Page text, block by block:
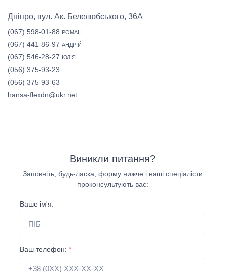
Дніпро, вул. Ак. Белелюбського, 36А
(067) 598-01-88 РОМАН
(067) 441-86-97 АНДРІЙ
(067) 546-28-27 ЮЛІЯ
(056) 375-93-23
(056) 375-93-63
hansa-flexdn@ukr.net
Виникли питання?
Заповніть, будь-ласка, форму нижче і наші спеціалісти
проконсультують вас:
Ваше ім'я:
Ваш телефон: *